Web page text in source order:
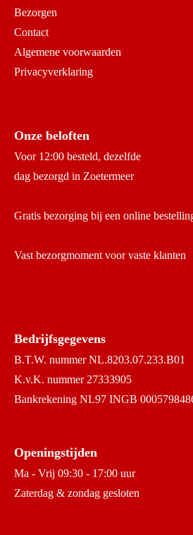
Bezorgen
Contact
Algemene voorwaarden
Privacyverklaring
Onze beloften
Voor 12:00 besteld, dezelfde
dag bezorgd in Zoetermeer
Gratis bezorging bij een online
Vast bezorgmoment voor vaste klanten
Bedrijfsgegevens
B.T.W. nummer NL.8203.07.233.B01
K.v.K. nummer 27333905
Bankrekening NL97 INGB
Openingstijden
Ma - Vrij 09:30 - 17:00 uur
Zaterdag & zondag gesloten